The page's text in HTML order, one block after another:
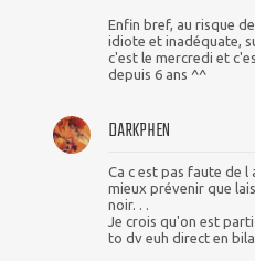
Enfin bref, au risque
idiote et inadéquate,
c'est le mercredi et
depuis 6 ans ^^
DARKPHEN
Ca c est pas faute de
mieux prévenir que
noir. . .
Je crois qu'on est
to dv euh direct en